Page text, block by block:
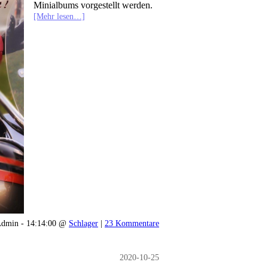
Minialbums vorgestellt werden.
[Mehr lesen…]
- 14:14:00 @ Schlager | 23 Kommentare
2020-10-25